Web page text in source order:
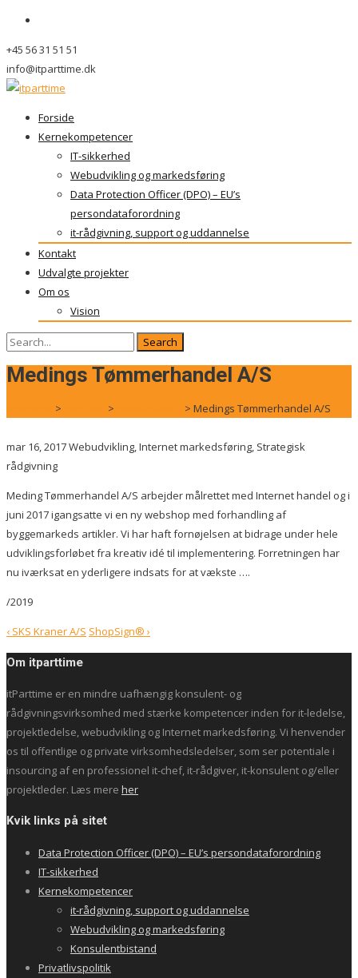
+45 56 31 51 51
info@itparttime.dk
Skip
Forside
Kernekompetencer
IT-sikkerhed
Webudvikling og markedsføring
Data Protection Officer (DPO) – EU’s
persondataforordning
it-rådgivning, support og uddannelse
Kontakt
Udvalgte projekter
Om os
Vision
Search
Medings Tømmerhandel A/S
> > > Medings Tømmerhandel A/S
mar 16, 2017Webudvikling, Internet markedsføring, Strategisk
rådgivning
Meding Tømmerhandel A/S arbejder målrettet med Internet handel og i
juni 2017 igangsatte vi en ny webshop med forhandling af
byggemarkeds artikler. Vi har haft fornøjelsen at bidrage under hele
udviklingsforløbet fra kreativ idé til implementering. Forretningen har
nu iværksat en yderligere indsats for at vækste ….
/2019
Post
navigation
‹ SKS Kraner A/S ShopSign® ›
Om itparttime
itParttime er en mindre uafhængig konsulent- og
rådgivningsvirksomhed med stærke kompetencer inden for it-ledelse,
projektledelse, webudvikling og Internet markedsføring. Vi henvender
os til offentlige og private virksomhedsledelser, som ser potentiale i
insourcing af en professionel it-chef, it-rådgiver, it-konsulent og/eller
projektleder. Læs mere her
Kvik links på sitet
Data Protection Officer (DPO) – EU’s persondataforordning
IT-sikkerhed
Kernekompetencer
it-rådgivning, support og uddannelse
Webudvikling og markedsføring
Konsulentbistand
Privatlivspolitik